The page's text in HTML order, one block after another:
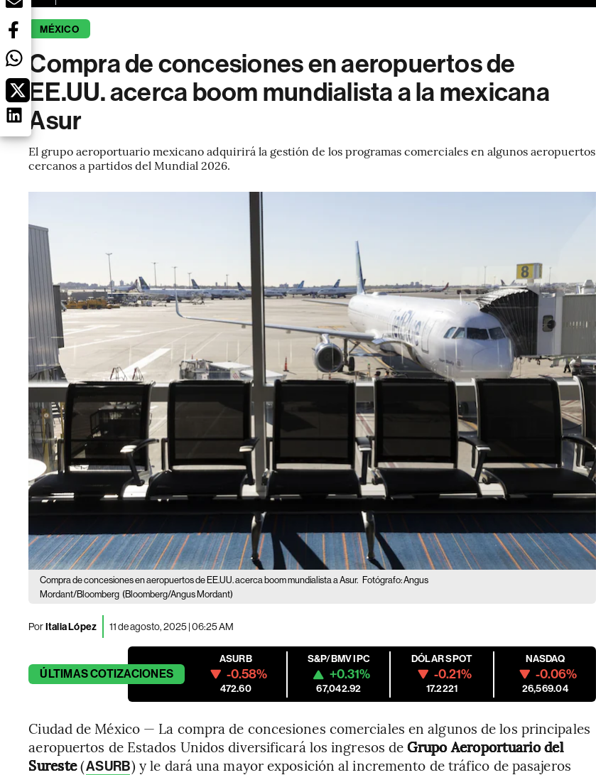
MÉXICO
Compra de concesiones en aeropuertos de
EE.UU. acerca boom mundialista a la mexicana
Asur
El grupo aeroportuario mexicano adquirirá la gestión de los programas comerciales en algunos aeropuertos
cercanos a partidos del Mundial 2026.
Compra de concesiones en aeropuertos de EE.UU. acerca boom mundialista a Asur. Fotógrafo: Angus
Mordant/Bloomberg (Bloomberg/Angus Mordant)
PorItalia López 11 de agosto, 2025 | 06:25 AM
ÚLTIMASCOTIZACIONES
ASURB
-0.58%
472.60
S&P/BMV IPC
+0.31%
67,042.92
DÓLAR SPOT
-0.21%
17.2221
NASDAQ
-0.06%
26,569.04
Ciudad de México — La compra de concesiones comerciales en algunos de los principales
aeropuertos de Estados Unidos diversificará los ingresos deGrupo Aeroportuario del
Sureste(ASURB) y le dará una mayor exposición al incremento de tráfico de pasajeros